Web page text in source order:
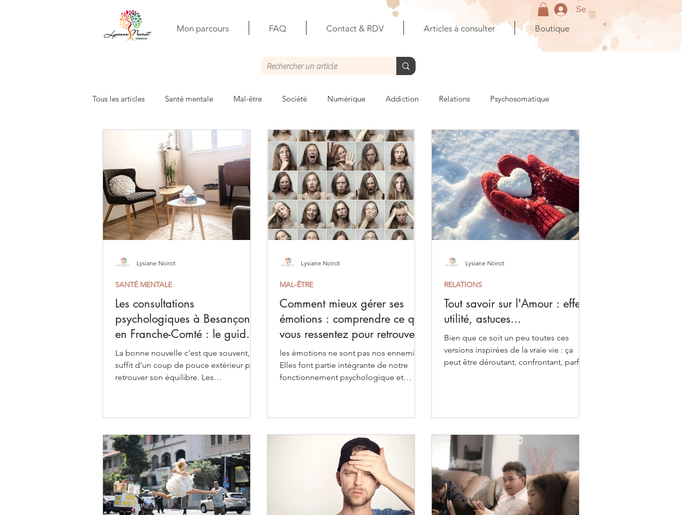
Se connecter
Mon parcours FAQ Contact & RDV Articles à consulter Boutique
Tous les articles Santé mentale Mal-être Société Numérique Addiction Relations Psychosomatique
Constellations familiales
Les consultations
psychologiques à Besançon et
en Franche-Comté : le guide
essentiel pour vous !
La bonne nouvelle c'est que souvent, il
suffit d’un coup de pouce extérieur pour
retrouver son équilibre. Les
SANTÉ MENTALE
Lysiane Noirot
Comment mieux gérer ses
émotions : comprendre ce que
vous ressentez pour retrouver
l’équilibre
les émotions ne sont pas nos ennemies.
Elles font partie intégrante de notre
fonctionnement psychologique et
MAL-ÊTRE
Lysiane Noirot
Tout savoir sur l'Amour : effets,
utilité, astuces...
Bien que ce soit un peu toutes ces
versions inspirées de la vraie vie : ça
peut être déroutant, confrontant, parfois
l’imagine.
RELATIONS
Lysiane Noirot